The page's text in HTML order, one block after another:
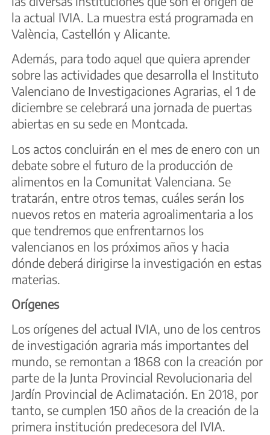
la actual IVIA. La muestra está programada en
València, Castellón y Alicante.
Además, para todo aquel que quiera aprender
sobre las actividades que desarrolla el Instituto
Valenciano de Investigaciones Agrarias, el 1 de
diciembre se celebrará una jornada de puertas
abiertas en su sede en Montcada.
Los actos concluirán en el mes de enero con un
debate sobre el futuro de la producción de
alimentos en la Comunitat Valenciana. Se
tratarán, entre otros temas, cuáles serán los
nuevos retos en materia agroalimentaria a los
que tendremos que enfrentarnos los
valencianos en los próximos años y hacia
dónde deberá dirigirse la investigación en estas
materias.
Orígenes
Los orígenes del actual IVIA, uno de los centros
de investigación agraria más importantes del
mundo, se remontan a 1868 con la creación por
parte de la Junta Provincial Revolucionaria del
Jardín Provincial de Aclimatación. En 2018, por
tanto, se cumplen 150 años de la creación de la
primera institución predecesora del IVIA.